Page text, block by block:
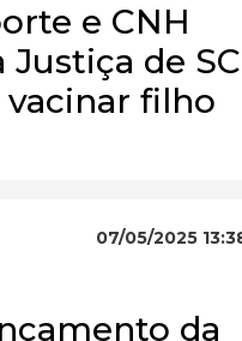
e CNH
de SC
filho
07/05/2025
da